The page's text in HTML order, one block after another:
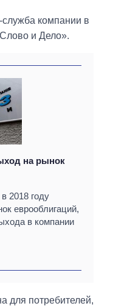
компании в
и Дело».
на рынок
2018 году
еврооблигаций,
в компании
для потребителей,